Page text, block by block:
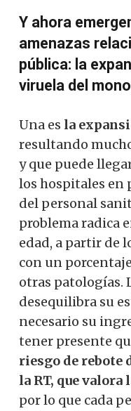
Y ahora
amenazas
pública: la
viruela del
Una es la
resultando
y que puede
los hospitales en
del personal
problema radica
edad, a partir de
con un
otras patologías.
desequilibra su
necesario su
tener presente
riesgo de rebote
la RT, que valora
por lo que cada